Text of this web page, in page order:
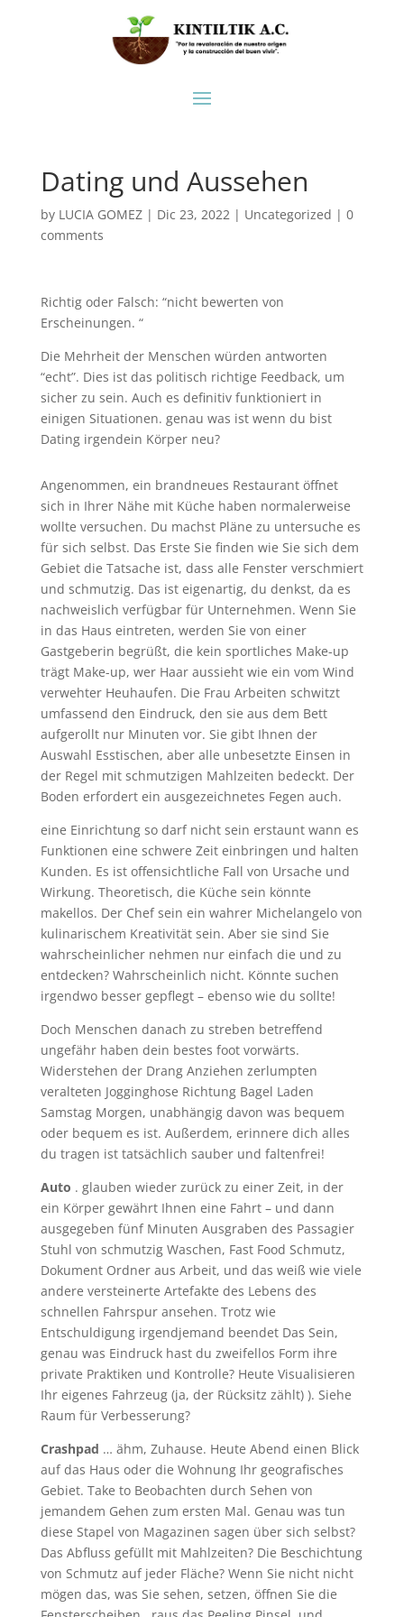
Dating und Aussehen
by LUCIA GOMEZ| Dic 23, 2022| Uncategorized | 0
comments
Richtig oder Falsch: “nicht bewerten von
Erscheinungen. “
Die Mehrheit der Menschen würden antworten
“echt”. Dies ist das politisch richtige Feedback, um
sicher zu sein. Auch es definitiv funktioniert in
einigen Situationen. genau was ist wenn du bist
Dating irgendein Körper neu?
Angenommen, ein brandneues Restaurant öffnet
sich in Ihrer Nähe mit Küche haben normalerweise
wollte versuchen. Du machst Pläne zu untersuche es
für sich selbst. Das Erste Sie finden wie Sie sich dem
Gebiet die Tatsache ist, dass alle Fenster verschmiert
und schmutzig. Das ist eigenartig, du denkst, da es
nachweislich verfügbar für Unternehmen. Wenn Sie
in das Haus eintreten, werden Sie von einer
Gastgeberin begrüßt, die kein sportliches Make-up
trägt Make-up, wer Haar aussieht wie ein vom Wind
verwehter Heuhaufen. Die Frau Arbeiten schwitzt
umfassend den Eindruck, den sie aus dem Bett
aufgerollt nur Minuten vor. Sie gibt Ihnen der
Auswahl Esstischen, aber alle unbesetzte Einsen in
der Regel mit schmutzigen Mahlzeiten bedeckt. Der
Boden erfordert ein ausgezeichnetes Fegen auch.
eine Einrichtung so darf nicht sein erstaunt wann es
Funktionen eine schwere Zeit einbringen und halten
Kunden. Es ist offensichtliche Fall von Ursache und
Wirkung. Theoretisch, die Küche sein könnte
makellos. Der Chef sein ein wahrer Michelangelo von
kulinarischem Kreativität sein. Aber sie sind Sie
wahrscheinlicher nehmen nur einfach die und zu
entdecken? Wahrscheinlich nicht. Könnte suchen
irgendwo besser gepflegt – ebenso wie du sollte!
Doch Menschen danach zu streben betreffend
ungefähr haben dein bestes foot vorwärts.
Widerstehen der Drang Anziehen zerlumpten
veralteten Jogginghose Richtung Bagel Laden
Samstag Morgen, unabhängig davon was bequem
oder bequem es ist. Außerdem, erinnere dich alles
du tragen ist tatsächlich sauber und faltenfrei!
Auto . glauben wieder zurück zu einer Zeit, in der
ein Körper gewährt Ihnen eine Fahrt – und dann
ausgegeben fünf Minuten Ausgraben des Passagier
Stuhl von schmutzig Waschen, Fast Food Schmutz,
Dokument Ordner aus Arbeit, und das weiß wie viele
andere versteinerte Artefakte des Lebens des
schnellen Fahrspur ansehen. Trotz wie
Entschuldigung irgendjemand beendet Das Sein,
genau was Eindruck hast du zweifellos Form ihre
private Praktiken und Kontrolle? Heute Visualisieren
Ihr eigenes Fahrzeug (ja, der Rücksitz zählt) ). Siehe
Raum für Verbesserung?
Crashpad … ähm, Zuhause. Heute Abend einen Blick
auf das Haus oder die Wohnung Ihr geografisches
Gebiet. Take to Beobachten durch Sehen von
jemandem Gehen zum ersten Mal. Genau was tun
diese Stapel von Magazinen sagen über sich selbst?
Das Abfluss gefüllt mit Mahlzeiten? Die Beschichtung
von Schmutz auf jeder Fläche? Wenn Sie nicht nicht
mögen das, was Sie sehen, setzen, öffnen Sie die